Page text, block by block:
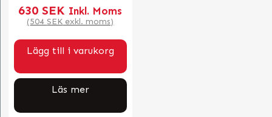
630 SEK Inkl. Moms
(504 SEK exkl. moms)
Lägg till i varukorg
Läs mer